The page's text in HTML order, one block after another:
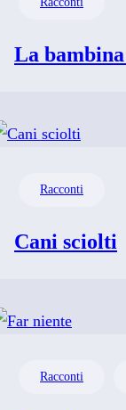
La
Racconti
Cani sciolti
Racconti